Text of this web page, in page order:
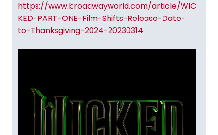
https://www.broadwayworld.com/article/WIC
KED-PART-ONE-Film-Shifts-Release-Date-
to-Thanksgiving-2024-20230314